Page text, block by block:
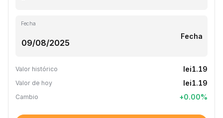
Fecha
Fecha
Valor histórico lei1.19
Valor de hoy lei1.19
Cambio +0.00%